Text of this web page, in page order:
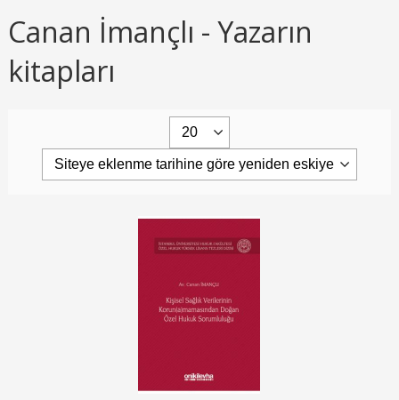
Canan İmançlı - Yazarın
kitapları